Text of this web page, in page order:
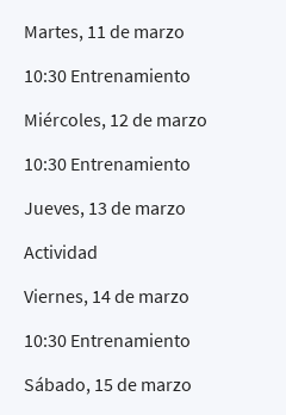
Martes, 11 de marzo
10:30 Entrenamiento
Miércoles, 12 de marzo
10:30 Entrenamiento
Jueves, 13 de marzo
Actividad
Viernes, 14 de marzo
10:30 Entrenamiento
Sábado, 15 de marzo